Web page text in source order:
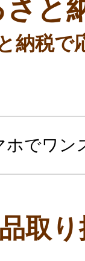
と
納税で
ホでワン
取